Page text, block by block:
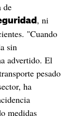
de
, ni
"Cuando
sin
advertido. El
pesado
ha
medidas